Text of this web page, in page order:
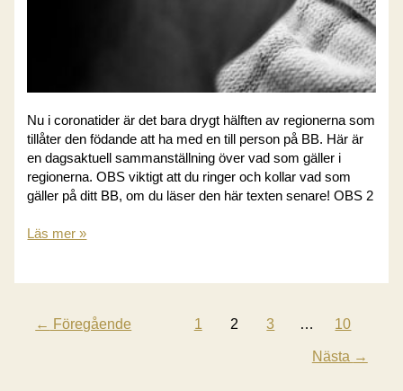
Nu i coronatider är det bara drygt hälften av regionerna som
tillåter den födande att ha med en till person på BB. Här är
en dagsaktuell sammanställning över vad som gäller i
regionerna. OBS viktigt att du ringer och kollar vad som
gäller på ditt BB, om du läser den här texten senare! OBS 2
Vilka
på
Läs mer »
← Föregående 1 2 3 … 10
Nästa →